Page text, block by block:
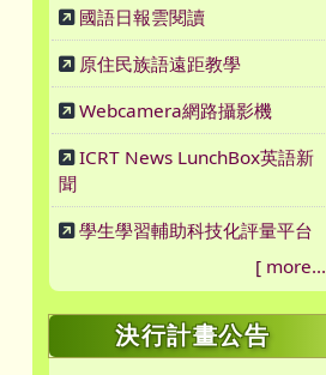
國語日報雲閱讀
原住民族語遠距教學
Webcamera網路攝影機
ICRT News LunchBox英語新
聞
學生學習輔助科技化評量平台
[ more...
決行計畫公告